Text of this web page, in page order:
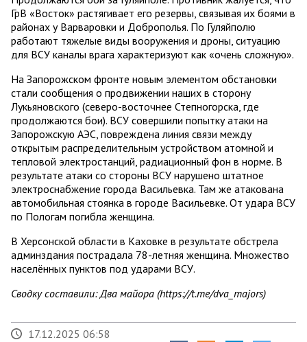
ГрВ «Восток» растягивает его резервы, связывая их боями в
районах у Варваровки и Доброполья. По Гуляйполю
работают тяжелые виды вооружения и дроны, ситуацию
для ВСУ каналы врага характеризуют как «очень сложную».
На Запорожском фронте новым элементом обстановки
стали сообщения о продвижении наших в сторону
Лукьяновского (северо-восточнее Степногорска, где
продолжаются бои). ВСУ совершили попытку атаки на
Запорожскую АЭС, повреждена линия связи между
открытым распределительным устройством атомной и
тепловой электростанций, радиационный фон в норме. В
результате атаки со стороны ВСУ нарушено штатное
электроснабжение города Васильевка. Там же атакована
автомобильная стоянка в городе Васильевке. От удара ВСУ
по Пологам погибла женщина.
В Херсонской области в Каховке в результате обстрела
админздания пострадала 78-летняя женщина. Множество
населённых пунктов под ударами ВСУ.
Сводку составили: Два майора (https://t.me/dva_majors)
17.12.2025 06:58